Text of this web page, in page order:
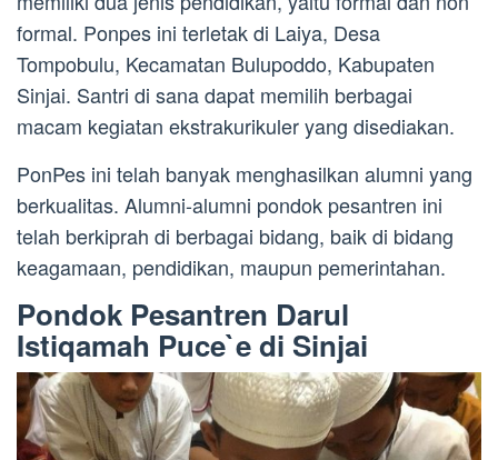
formal. Ponpes ini terletak di Laiya, Desa
Tompobulu, Kecamatan Bulupoddo, Kabupaten
Sinjai. Santri di sana dapat memilih berbagai
macam kegiatan ekstrakurikuler yang disediakan.
PonPes ini telah banyak menghasilkan alumni yang
berkualitas. Alumni-alumni pondok pesantren ini
telah berkiprah di berbagai bidang, baik di bidang
keagamaan, pendidikan, maupun pemerintahan.
Pondok Pesantren Darul
Istiqamah Puce`e di Sinjai